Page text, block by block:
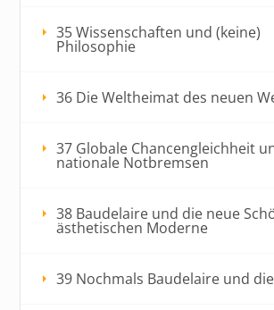
35 Wissenschaften und (keine)
Philosophie
36 Die Weltheimat des neuen
37 Globale Chancengleichheit
nationale Notbremsen
38 Baudelaire und die neue
ästhetischen Moderne
39 Nochmals Baudelaire und